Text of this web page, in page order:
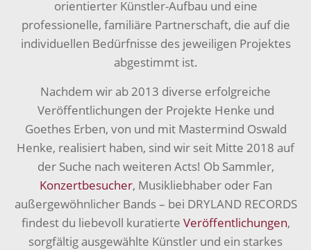
orientierter Künstler-Aufbau und eine
professionelle, familiäre Partnerschaft, die auf die
individuellen Bedürfnisse des jeweiligen Projektes
abgestimmt ist.
Nachdem wir ab 2013 diverse erfolgreiche
Veröffentlichungen der Projekte Henke und
Goethes Erben, von und mit Mastermind Oswald
Henke, realisiert haben, sind wir seit Mitte 2018 auf
der Suche nach weiteren Acts! Ob Sammler,
Konzertbesucher, Musikliebhaber oder Fan
außergewöhnlicher Bands – bei DRYLAND RECORDS
findest du liebevoll kuratierte Veröffentlichungen,
sorgfältig ausgewählte Künstler und ein starkes